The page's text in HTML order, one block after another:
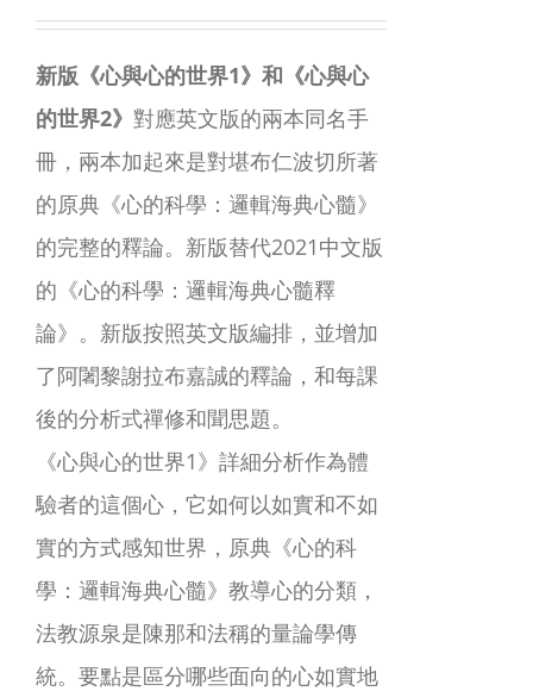
新版《心與心的世界1》和《心與心
的世界2》對應英文版的兩本同名手
冊，兩本加起來是對堪布仁波切所著
的原典《心的科學：邏輯海典心髓》
的完整的釋論。新版替代2021中文版
的《心的科學：邏輯海典心髓釋
論》。新版按照英文版編排，並增加
了阿闍黎謝拉布嘉誠的釋論，和每課
後的分析式禪修和聞思題。
《心與心的世界1》詳細分析作為體
驗者的這個心，它如何以如實和不如
實的方式感知世界，原典《心的科
學：邏輯海典心髓》教導心的分類，
法教源泉是陳那和法稱的量論學傳
統。要點是區分哪些面向的心如實地